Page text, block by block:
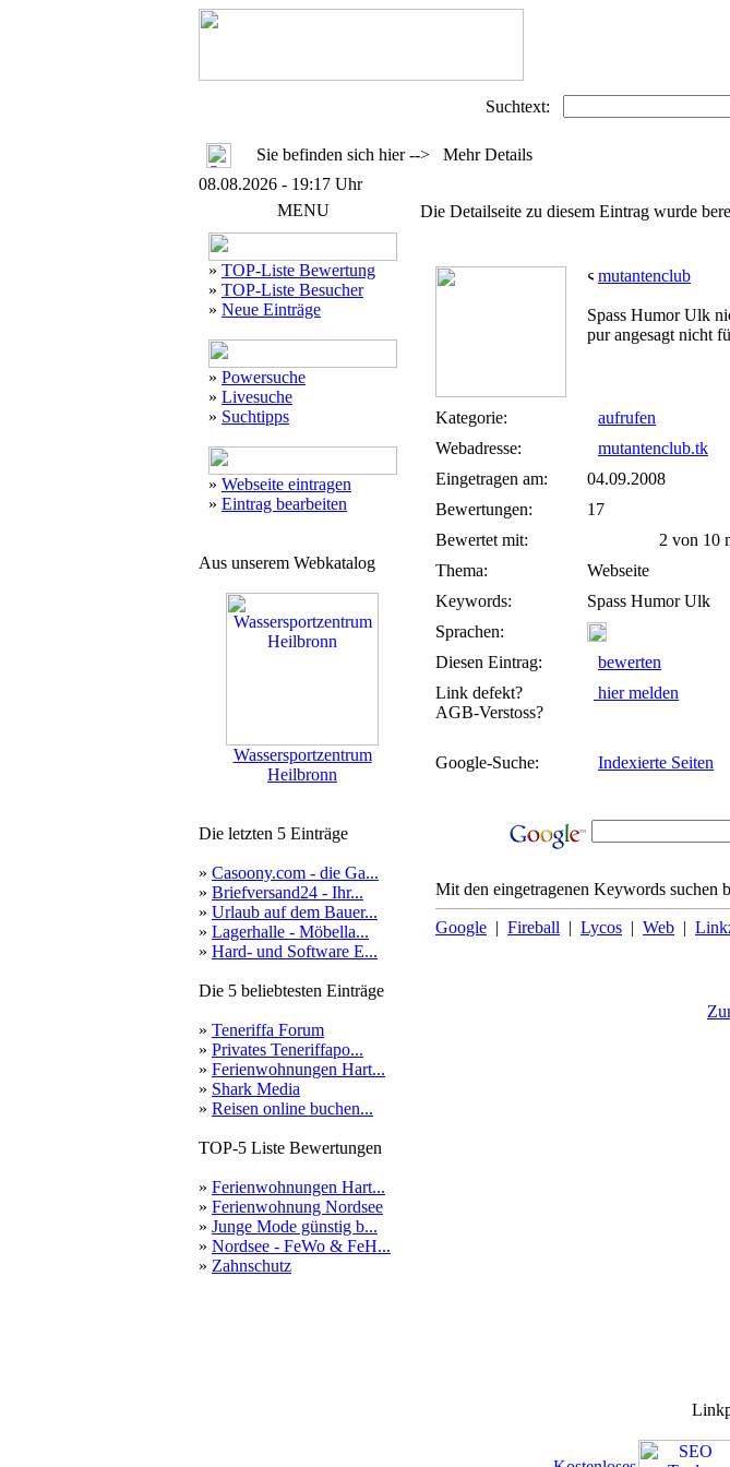
Suchtext:
Sie befinden sich hier --> Mehr Details
08.08.2026 - 19:17 Uhr
MENU
» TOP-Liste Bewertung
» TOP-Liste Besucher
» Neue Einträge
» Powersuche
» Livesuche
» Suchtipps
» Webseite eintragen
» Eintrag bearbeiten
Aus unserem Webkatalog
Wassersportzentrum
Heilbronn
Die letzten 5 Einträge
» Casoony.com - die Ga...
» Briefversand24 - Ihr...
» Urlaub auf dem Bauer...
» Lagerhalle - Möbella...
» Hard- und Software E...
Die 5 beliebtesten Einträge
» Teneriffa Forum
» Privates Teneriffapo...
» Ferienwohnungen Hart...
» Shark Media
» Reisen online buchen...
TOP-5 Liste Bewertungen
» Ferienwohnungen Hart...
» Ferienwohnung Nordsee
» Junge Mode günstig b...
» Nordsee - FeWo & FeH...
» Zahnschutz
Die Detailseite zu diesem Eintrag wurde
mutantenclub
Spass Humor Ulk
pur angesagt nicht
Kategorie:
aufrufen
Webadresse:
mutantenclub.tk
Eingetragen am:
04.09.2008
Bewertungen:
17
Bewertet mit:
2 von 10
Thema:
Webseite
Keywords:
Spass Humor Ulk
Sprachen:
Diesen Eintrag:
bewerten
Link defekt?
AGB-Verstoss?
hier melden
Google-Suche: Indexierte Seiten
Mit den eingetragenen Keywords suchen
Google | Fireball | Lycos | Web |